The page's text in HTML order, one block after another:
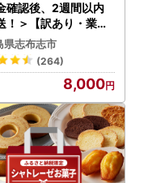
確認後、2週間以内
！＞【訳あり・業務
摩おいも棒セット 計
袋) p8-142
県志布志市
(264)
8,000